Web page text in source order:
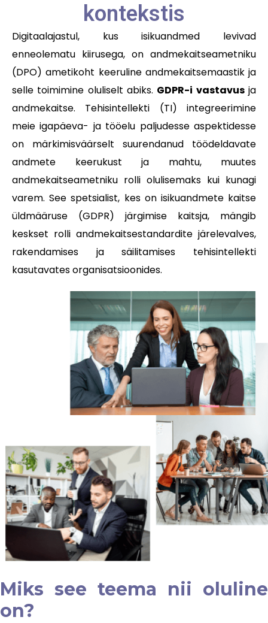
kontekstis
Digitaalajastul, kus isikuandmed levivad
enneolematu kiirusega, on andmekaitseametniku
(DPO) ametikoht keeruline andmekaitsemaastik ja
selle toimimine oluliselt abiks. GDPR-i vastavusja
andmekaitse. Tehisintellekti (TI) integreerimine
meie igapäeva- ja tööelu paljudesse aspektidesse
on märkimisväärselt suurendanud töödeldavate
andmete keerukust ja mahtu, muutes
andmekaitseametniku rolli olulisemaks kui kunagi
varem. See spetsialist, kes on isikuandmete kaitse
üldmääruse (GDPR) järgimise kaitsja, mängib
keskset rolli andmekaitsestandardite järelevalves,
rakendamises ja säilitamises tehisintellekti
kasutavates organisatsioonides.
Miks see teema nii oluline
on?